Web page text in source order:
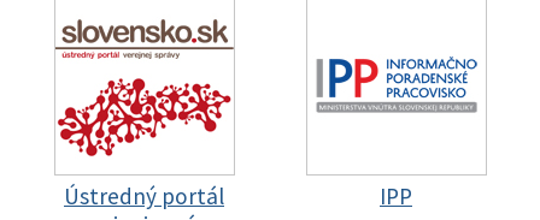
Ústredný portál
IPP